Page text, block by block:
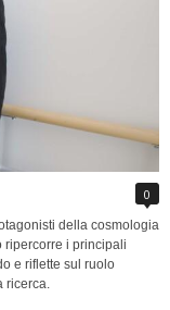
0
della cosmologia
ripercorre i principali
e riflette sul ruolo
ricerca.